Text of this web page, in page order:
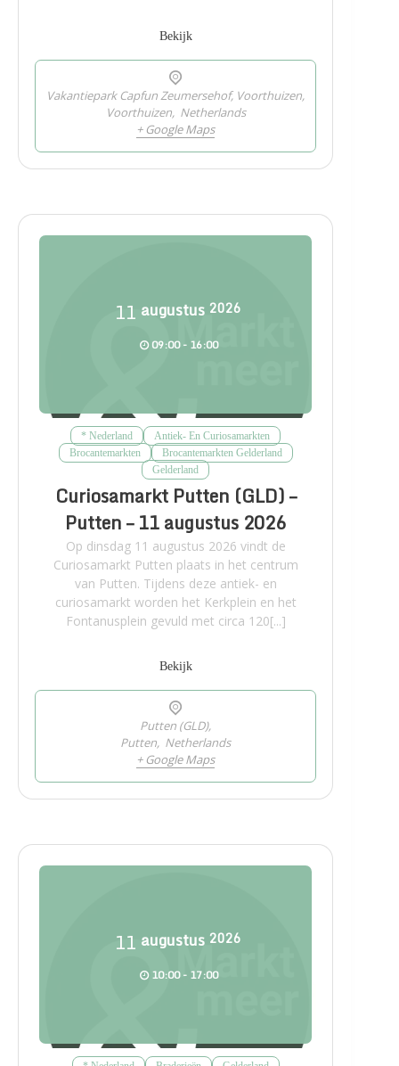
Bekijk
Vakantiepark Capfun Zeumersehof, Voorthuizen,
Voorthuizen, Netherlands
+ Google Maps
11 augustus 2026
09:00 - 16:00
* Nederland
Antiek- En Curiosamarkten
Brocantemarkten
Brocantemarkten Gelderland
Gelderland
Curiosamarkt Putten (GLD) –
Putten – 11 augustus 2026
Op dinsdag 11 augustus 2026 vindt de
Curiosamarkt Putten plaats in het centrum
van Putten. Tijdens deze antiek- en
curiosamarkt worden het Kerkplein en het
Fontanusplein gevuld met circa 120[...]
Bekijk
Putten (GLD),
Putten, Netherlands
+ Google Maps
11 augustus 2026
10:00 - 17:00